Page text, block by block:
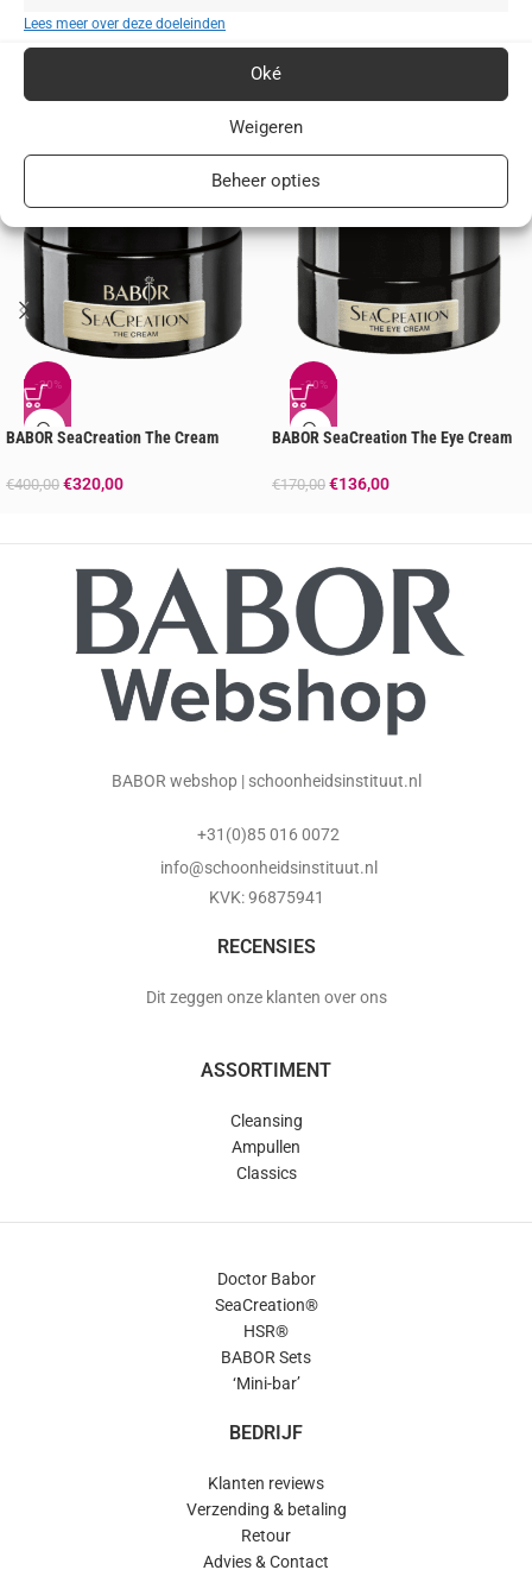
Lees meer over deze doeleinden
Oké
Weigeren
Beheer opties
Je zou ook kunnen houden van …
-20%
BABOR SeaCreation The Cream
€400,00 €320,00
-20%
BABOR SeaCreation The Eye Cream
€170,00 €136,00
BABOR webshop | schoonheidsinstituut.nl
+31(0)85 016 0072
info@schoonheidsinstituut.nl
KVK: 96875941
RECENSIES
Dit zeggen onze klanten over ons
ASSORTIMENT
Cleansing
Ampullen
Classics
Doctor Babor
SeaCreation®
HSR®
BABOR Sets
‘Mini-bar’
BEDRIJF
Klanten reviews
Verzending & betaling
Retour
Advies & Contact